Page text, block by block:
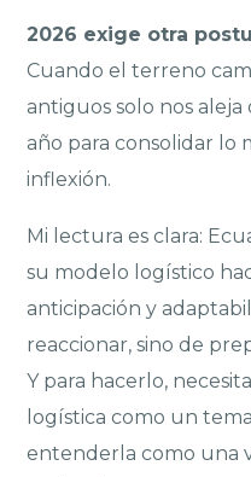
2026 exige otra
Cuando el terreno
antiguos solo nos
año para consolidar lo
inflexión.
Mi lectura es clara:
su modelo logístico
anticipación y
reaccionar, sino de
Y para hacerlo,
logística como un
entenderla como una